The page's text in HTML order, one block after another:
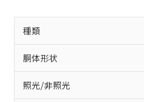
種類
胴体形状
照光/非照光